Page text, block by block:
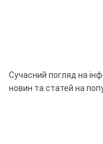
Сучасний погляд на
новин та статей на